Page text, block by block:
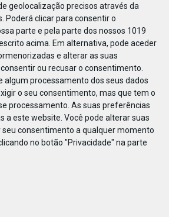
geolocalização precisos através da
Poderá clicar para consentir o
parte e pela parte dos nossos 1019
acima. Em alternativa, pode aceder
e alterar as suas
ou recusar o consentimento.
algum processamento dos seus dados
o seu consentimento, mas que tem o
processamento. As suas preferências
a este website. Você pode alterar suas
consentimento a qualquer momento
no botão "Privacidade" na parte